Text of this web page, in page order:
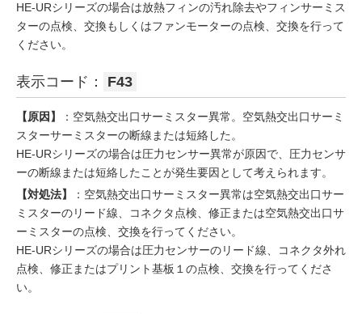
HE-URシリーズの場合は放熱フィンの汚れ除去やフィンサーミス
ターの点検、交換もしくはファンモーターの点検、交換を行って
ください。
表示コード： F43
【原因】
：空気熱交出口サーミスター異常。空気熱交出口サーミ
スターサーミスターの断線または短絡した。
HE-URシリーズの場合は圧力センサー異常が原因で、圧力センサ
ーの断線または短絡したことが発生要因として考えられます。
【対処法】
：空気熱交出口サーミスター異常は空気熱交出口サー
ミスターのリード線、コネクタ点検、修正または空気熱交出口サ
ーミスターの点検、交換を行ってください。
HE-URシリーズの場合は圧力センサーのリード線、コネクタ外れ
点検、修正またはプリント基板１の点検、交換を行ってくださ
い。